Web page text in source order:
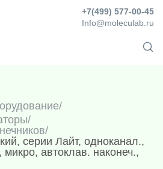
Info@moleculab.ru
+7(499) 577-00-45
/
/
/
серии Лайт, одноканал.,
автоклав. наконеч.,